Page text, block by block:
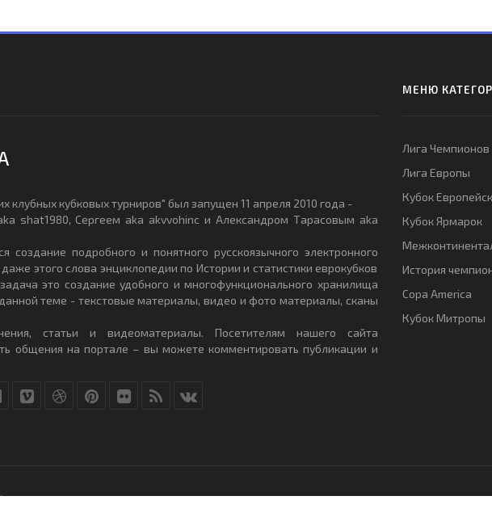
клубных кубковых турниров" был запущен 11 апреля 2010 года -
shat1980, Сергеем aka akvvohinc и Александром Тарасовым aka
создание подробного и понятного русскоязычного электронного
этого слова энциклопедии по Истории и статистики еврокубков
это создание удобного и многофункционального хранилища
теме - текстовые материалы, видео и фото материалы, сканы
статьи и видеоматериалы. Посетителям нашего сайта
общения на портале – вы можете комментировать публикации и
МЕНЮ
Лига Чемпионов
Лига Европы
Кубок
Кубок Ярмарок
История
Copa America
Кубок Митропы
студиейDLE-THEME.RU- All Rights Reserved.